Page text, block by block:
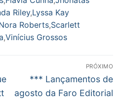
Riley,Lyssa Kay
Roberts,Scarlett
,Vinícius Grossos
PRÓXIMO
Próximo
post:
*** Lançamentos de
agosto da Faro Editorial